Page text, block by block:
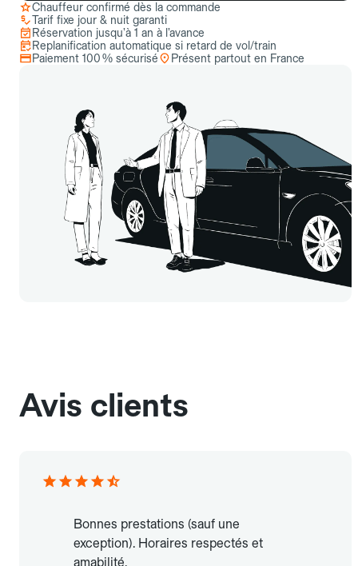
Chauffeur confirmé dès la commande
Tarif fixe jour & nuit garanti
Réservation jusqu’à 1 an à l’avance
Replanification automatique si retard de vol/train
Paiement 100 % sécurisé
Présent partout en France
Avis clients
Bonnes prestations (sauf une
exception). Horaires respectés et
amabilité.